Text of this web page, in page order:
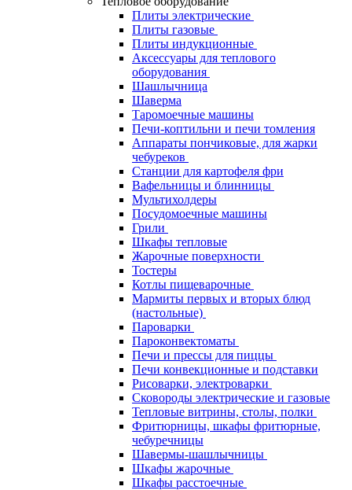
Плиты электрические
Плиты газовые
Плиты индукционные
Аксессуары для теплового
оборудования
Шашлычница
Шаверма
Таромоечные машины
Печи-коптильни и печи томления
Аппараты пончиковые, для жарки
чебуреков
Станции для картофеля фри
Вафельницы и блинницы
Мультихолдеры
Посудомоечные машины
Грили
Шкафы тепловые
Жарочные поверхности
Тостеры
Котлы пищеварочные
Мармиты первых и вторых блюд
(настольные)
Пароварки
Пароконвектоматы
Печи и прессы для пиццы
Печи конвекционные и подставки
Рисоварки, электроварки
Сковороды электрические и газовые
Тепловые витрины, столы, полки
Фритюрницы, шкафы фритюрные,
чебуречницы
Шавермы-шашлычницы
Шкафы жарочные
Шкафы расстоечные